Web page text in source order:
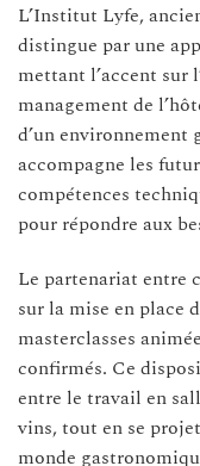
L’Institut Lyfe,
distingue par une
mettant l’accent sur
management de
d’un environnement
accompagne les
compétences
pour répondre aux
Le partenariat entre
sur la mise en place
masterclasses
confirmés. Ce
entre le travail en
vins, tout en se
monde